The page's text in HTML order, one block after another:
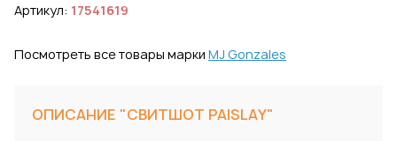
Артикул: 17541619
Посмотреть все товары марки MJ Gonzales
ОПИСАНИЕ "СВИТШОТ PAISLAY"